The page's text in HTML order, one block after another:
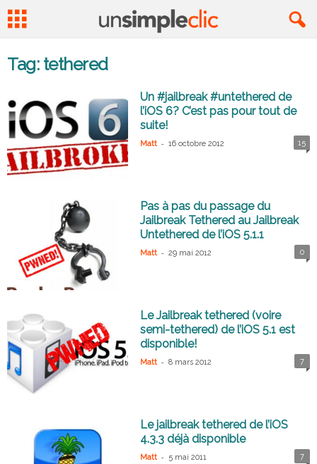
Tag: tethered
Un #jailbreak #untethered de
l’iOS 6? C’est pas pour tout de
suite!
Matt - 16 octobre 2012 15
Pas à pas du passage du
Jailbreak Tethered au Jailbreak
Untethered de l’iOS 5.1.1
Matt - 29 mai 2012 0
Le Jailbreak tethered (voire
semi-tethered) de l’iOS 5.1 est
disponible!
Matt - 8 mars 2012 7
Le jailbreak tethered de l’iOS
4.3.3 déjà disponible
Matt - 5 mai 2011 7